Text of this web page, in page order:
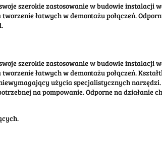
szerokie zastosowanie w budowie instalacji
łatwych w demontażu połączeń.
szerokie zastosowanie w budowie instalacji
łatwych w demontażu połączeń.
użycia specjalistycznych
na pompowanie. Odporne na działanie